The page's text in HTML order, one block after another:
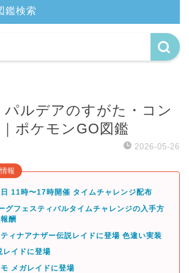
鑑検索
ルデアのすがた・コン
ポケモンGO図鑑
2026-05-26
報
11時〜17時開催 タイムチャレンジ配布
グフェスティバルタイムチャレンジの入手方
酬
ィナアナザー伝説レイドに登場 色違い実装
レイドに登場
メガレイドに登場